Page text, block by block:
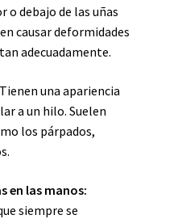
o debajo de las uñas
causar deformidades
adecuadamente.
una apariencia
a un hilo. Suelen
los párpados,
en las manos:
siempre se